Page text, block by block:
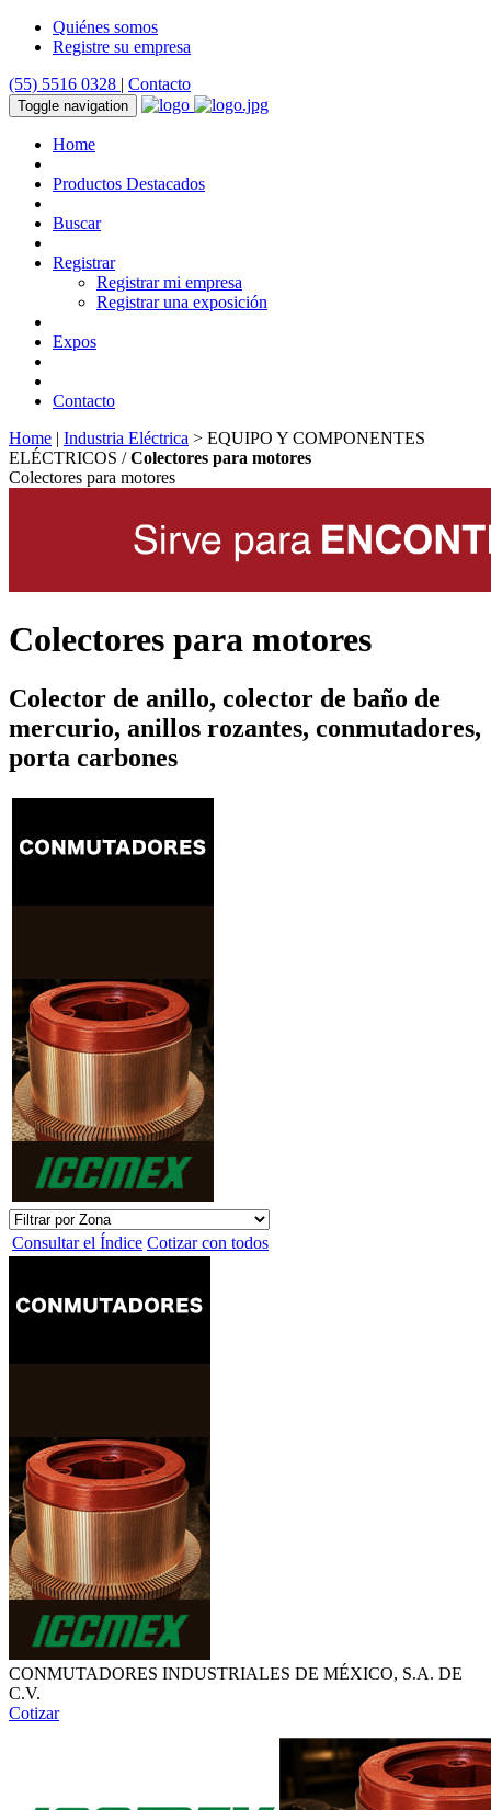
Quiénes somos
Registre su empresa
(55) 5516 0328 | Contacto
Toggle navigation
Home
Productos Destacados
Buscar
Registrar
Registrar mi empresa
Registrar una exposición
Expos
Contacto
Home | Industria Eléctrica > EQUIPO Y COMPONENTES
ELÉCTRICOS /Colectores para motores
Colectores para motores
Colectores para motores
Colector de anillo, colector de baño de
mercurio, anillos rozantes, conmutadores,
porta carbones
Consultar el Índice Cotizar con todos
CONMUTADORES INDUSTRIALES DE MÉXICO, S.A. DE
C.V.
Cotizar